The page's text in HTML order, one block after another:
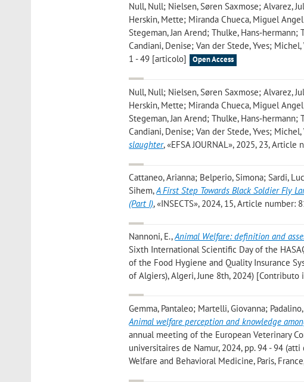
Null, Null; Nielsen, Søren Saxmose; Alvarez,
Herskin, Mette; Miranda Chueca, Miguel
Stegeman, Jan Arend; Thulke,
Candiani, Denise; Van der Stede, Yves;
1 - 49 [articolo]
Open Access
Null, Null; Nielsen, Søren Saxmose; Alvarez,
Herskin, Mette; Miranda Chueca, Miguel
Stegeman, Jan Arend; Thulke,
Candiani, Denise; Van der Stede, Yves;
slaughter, «EFSA JOURNAL», 2025, 23,
Cattaneo, Arianna; Belperio, Simona; Sardi,
Sihem,A First Step Towards Black Soldier Fly
(Part I), «INSECTS», 2024, 15, Article number:
Nannoni, E.,Animal Welfare: definition and
Sixth International Scientific Day of the
of the Food Hygiene and Quality Insurance
of Algiers), Algeri, June 8th, 2024)
Gemma, Pantaleo; Martelli, Giovanna;
Animal welfare perception and knowledge
annual meeting of the European Veterinary
universitaires de Namur, 2024, pp. 94 - 94
Welfare and Behavioral Medicine, Paris,